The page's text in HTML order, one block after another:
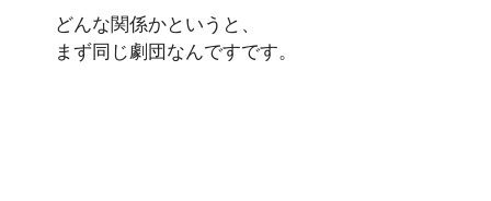
どんな関係かというと、
まず同じ劇団なんですです。